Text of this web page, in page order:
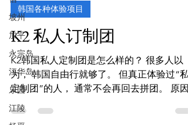
坡州
加平
永宗岛
江华岛
乐园
江陵
韩国各种体验项目
K2 私人订制团
K2韩国私人定制团是怎么样的？ 很多人以
为， 韩国自由行就够了。 但真正体验过“私
定制团”的人， 通常不会再回去拼团。 原因
简单—— 差别在“被照顾”的程度。 这是一家
在韩国合法注册、拥有认证蓝勾勾的旅行社